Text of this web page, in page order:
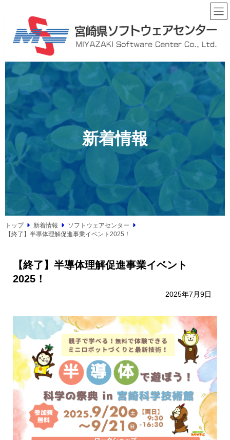
へ
ョ
新着情報
トップ 新着情報
ソフトウェアセンター
【終了】半導体理解促進事業イベント2025！
【終了】半導体理解促進事業イベント
2025！
2025年7月9日